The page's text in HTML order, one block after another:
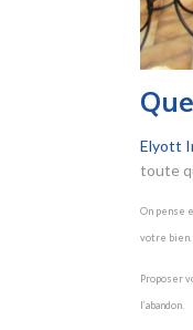
Elyott
toute
On pense
votre bien.
Proposer
l’abandon.